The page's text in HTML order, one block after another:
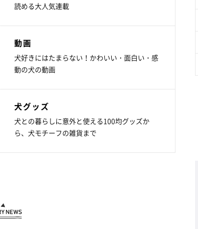
読める大人気連載
動画
犬好きにはたまらない！かわいい・面白い・感
動の犬の動画
犬グッズ
犬との暮らしに意外と使える100均グッズか
ら、犬モチーフの雑貨まで